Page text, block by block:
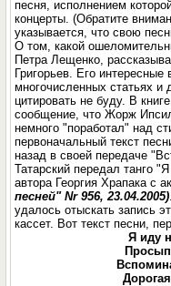
песня, исполнением
концерты. (Обратите
указывается, что свою
О том, какой
Петра Лещенко,
Григорьев. Его
многочисленных статьях
цитировать не буду. В
сообщение, что Жорж
немного "поработал" над
первоначальный текст
назад в своей передаче
Татарский передал танго
автора Георгия Храпака с
песней" Nr 956, 23.04.2005)
удалось отыскать запись
кассет. Вот текст песни,
Я иду